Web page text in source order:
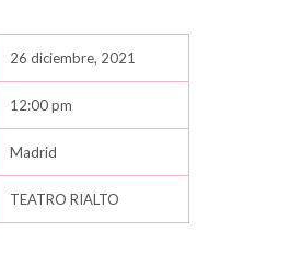
26 diciembre, 2021
12:00 pm
Madrid
TEATRO RIALTO